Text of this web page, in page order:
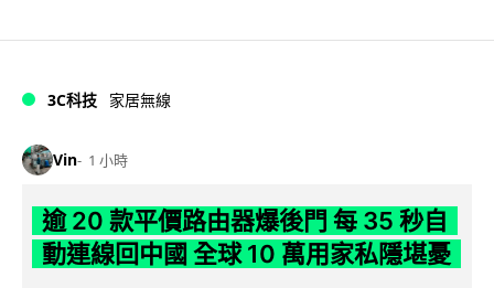
3C科技 家居無線
Vin 1 小時
逾 20 款平價路由器爆後門 每 35 秒自
動連線回中國 全球 10 萬用家私隱堪憂